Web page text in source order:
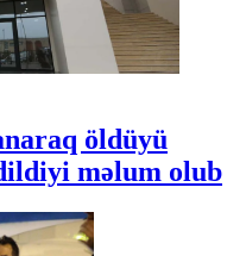
öldüyü
məlum olub